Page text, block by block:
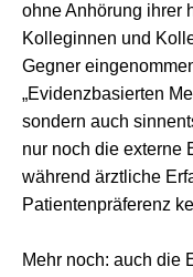
ohne Anhörung ihrer
Kolleginnen und
Gegner
„Evidenzbasierten
sondern auch
nur noch die externe
während ärztliche
Patientenpräferenz
Mehr noch: auch die